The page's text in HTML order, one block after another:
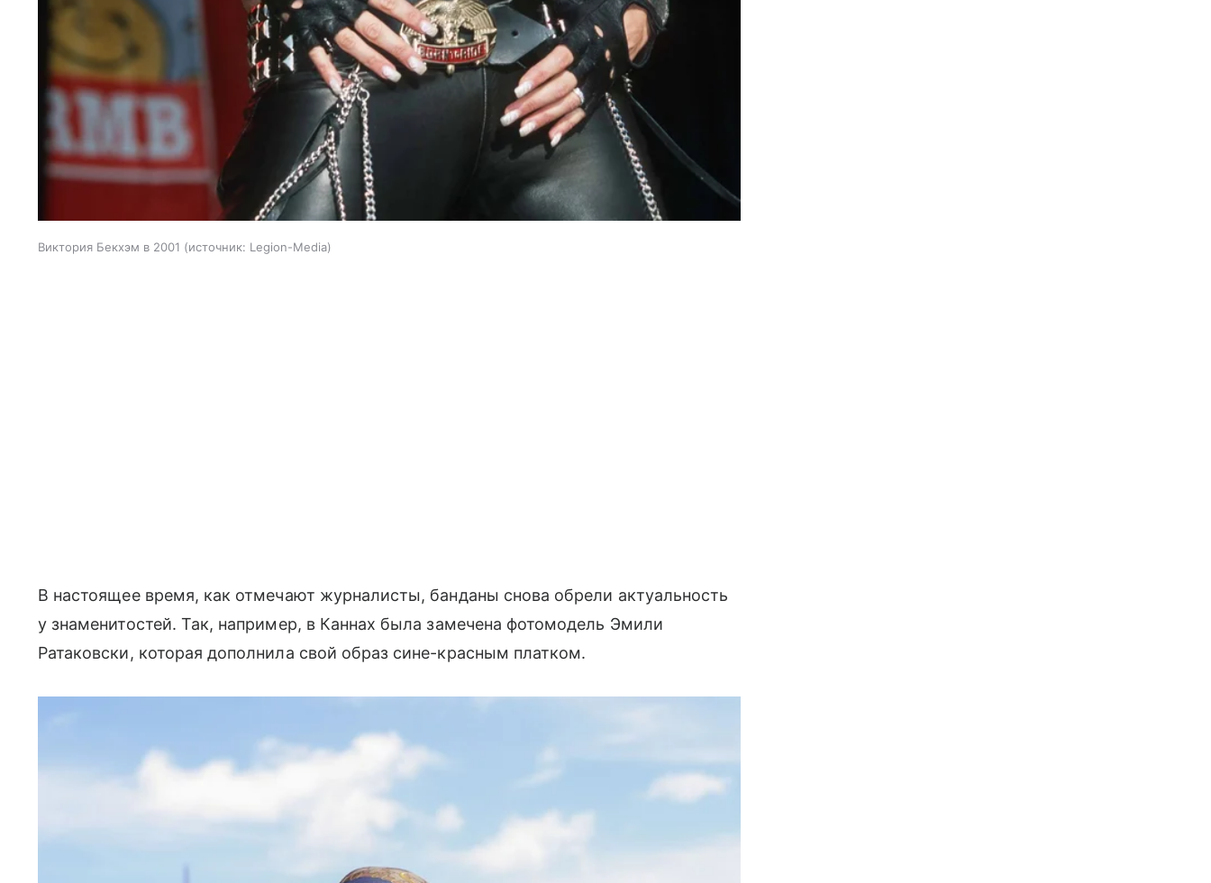
Виктория Бекхэм в 2001 источник: Legion-Media
В настоящее время, как отмечают журналисты, банданы снова обрели актуальность
у знаменитостей. Так, например, в Каннах была замечена фотомодель Эмили
Ратаковски, которая дополнила свой образ сине-красным платком.